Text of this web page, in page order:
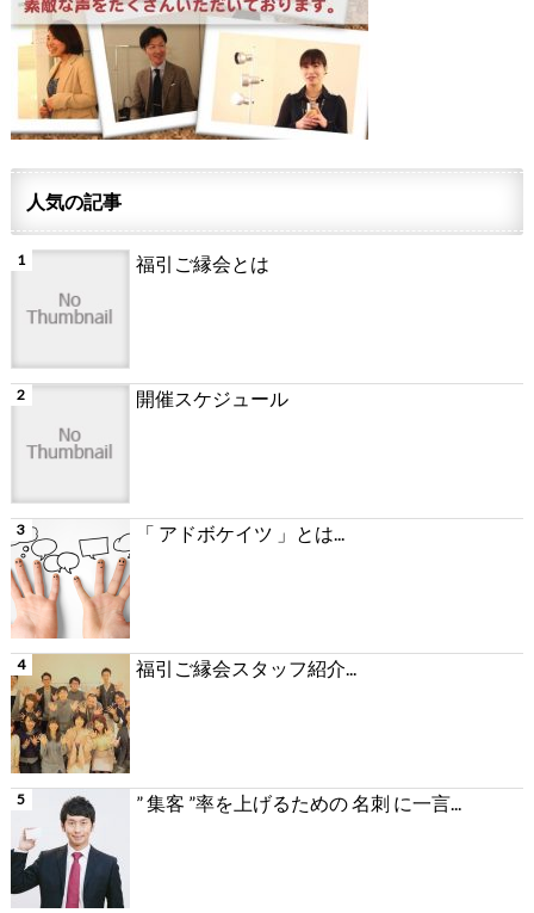
人気の記事
福引ご縁会とは
開催スケジュール
「 アドボケイツ 」とは...
福引ご縁会スタッフ紹介...
” 集客 ”率を上げるための 名刺 に一言...